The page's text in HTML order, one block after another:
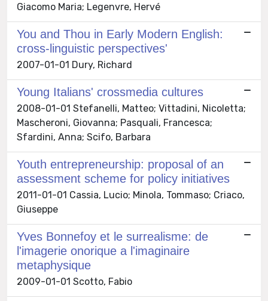
Giacomo Maria; Legenvre, Hervé
You and Thou in Early Modern English:
cross-linguistic perspectives'
2007-01-01 Dury, Richard
Young Italians' crossmedia cultures
2008-01-01 Stefanelli, Matteo; Vittadini, Nicoletta;
Mascheroni, Giovanna; Pasquali, Francesca;
Sfardini, Anna; Scifo, Barbara
Youth entrepreneurship: proposal of an
assessment scheme for policy initiatives
2011-01-01 Cassia, Lucio; Minola, Tommaso; Criaco,
Giuseppe
Yves Bonnefoy et le surrealisme: de
l'imagerie onorique a l'imaginaire
metaphysique
2009-01-01 Scotto, Fabio